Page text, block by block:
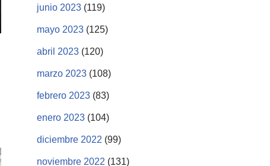
junio 2023 (119)
mayo 2023 (125)
abril 2023 (120)
marzo 2023 (108)
febrero 2023 (83)
enero 2023 (104)
diciembre 2022 (99)
noviembre 2022 (131)